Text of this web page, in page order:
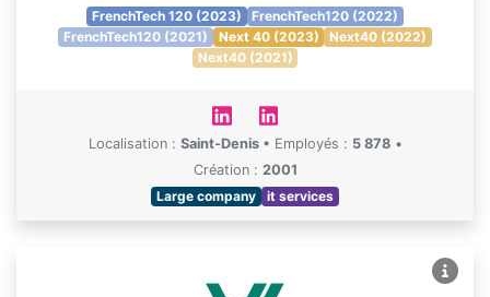
FrenchTech 120 (2023)
FrenchTech120 (2022)
FrenchTech120 (2021)
Next 40 (2023)
Next40 (2022)
Next40 (2021)
Localisation : Saint-Denis • Employés : 5 878 •
Création : 2001
Large company
it services